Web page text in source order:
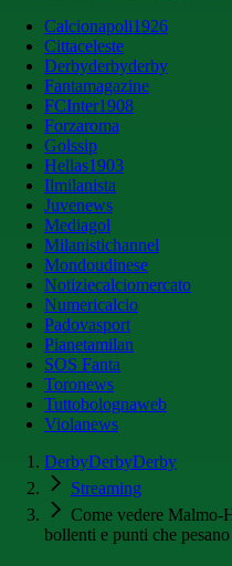
Calcionapoli1926
Cittaceleste
Derbyderbyderby
Fantamagazine
FCInter1908
Forzaroma
Golssip
Hellas1903
Ilmilanista
Juvenews
Mediagol
Milanistichannel
Mondoudinese
Notiziecalciomercato
Numericalcio
Padovasport
Pianetamilan
SOS Fanta
Toronews
Tuttobolognaweb
Violanews
DerbyDerbyDerby
Streaming
Come vedere Malmo-
bollenti e punti che pesano